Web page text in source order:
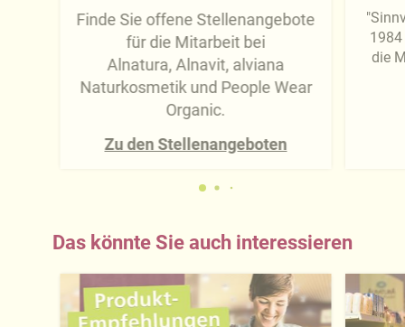
Finde Sie offene Stellenangebote
für die Mitarbeit bei
Alnatura, Alnavit, alviana
Naturkosmetik und People Wear
Organic.
Zu den Stellenangeboten
die
Das könnte Sie auch interessieren